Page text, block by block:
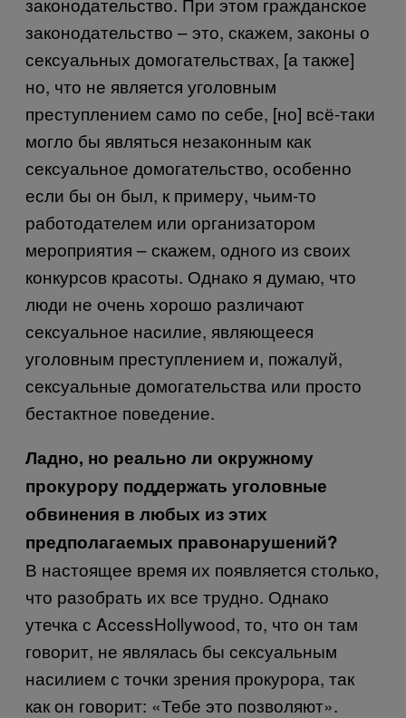
законодательство – это, скажем, законы о
сексуальных домогательствах, [а также]
но, что не является уголовным
преступлением само по себе, [но] всё-таки
могло бы являться незаконным как
сексуальное домогательство, особенно
если бы он был, к примеру, чьим-то
работодателем или организатором
мероприятия – скажем, одного из своих
конкурсов красоты. Однако я думаю, что
люди не очень хорошо различают
сексуальное насилие, являющееся
уголовным преступлением и, пожалуй,
сексуальные домогательства или просто
бестактное поведение.
Ладно, но реально ли окружному
прокурору поддержать уголовные
обвинения в любых из этих
предполагаемых правонарушений?
В настоящее время их появляется столько,
что разобрать их все трудно. Однако
утечка с AccessHollywood, то, что он там
говорит, не являлась бы сексуальным
насилием с точки зрения прокурора, так
как он говорит: «Тебе это позволяют».